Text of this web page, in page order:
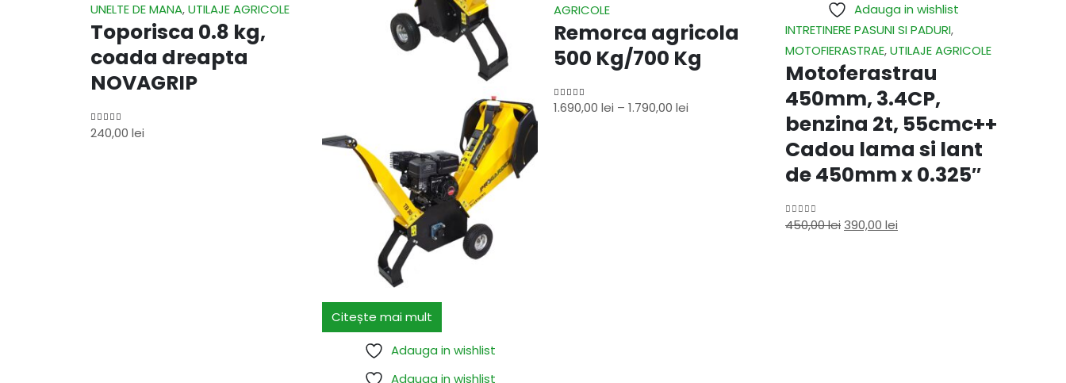
UNELTE DE MANA,UTILAJE AGRICOLE
Toporisca 0.8 kg,
coada dreapta
NOVAGRIP
5.00out of 5
240,00 lei
Citește mai mult
Adauga in wishlist
Adauga in wishlist
AGRICOLE
Remorca agricola
500 Kg/700 Kg
4.00out of 5
1.690,00 lei – 1.790,00 lei
Adauga in wishlist
INTRETINERE PASUNI SI PADURI,
MOTOFIERASTRAE,UTILAJE AGRICOLE
Motoferastrau
450mm, 3.4CP,
benzina 2t, 55cmc++
Cadou lama si lant
de 450mm x 0.325″
0out of 5
450,00lei390,00 lei